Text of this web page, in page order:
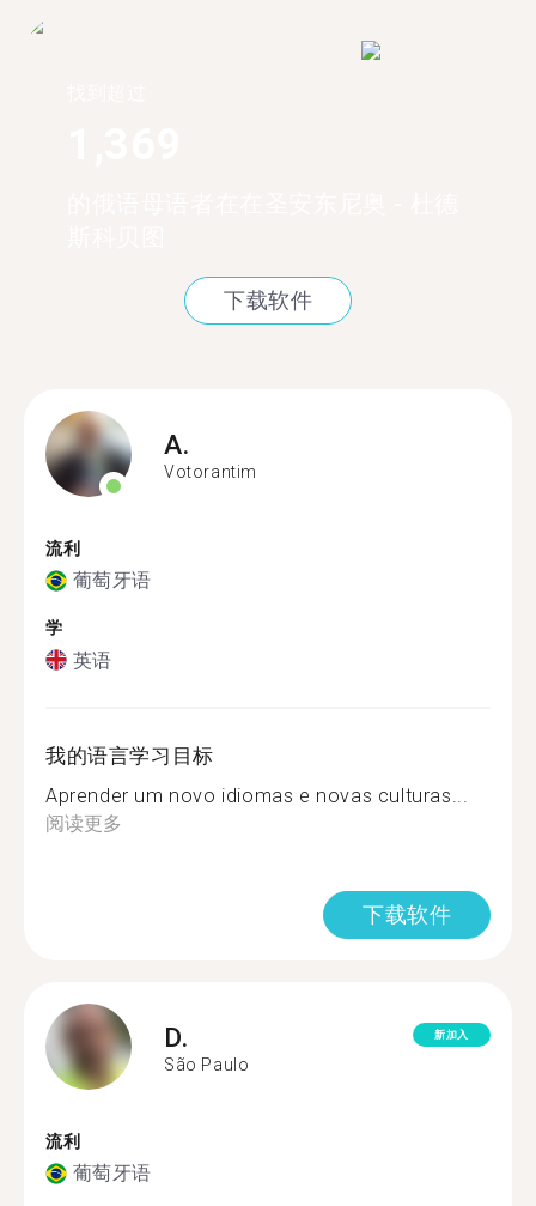
下载软件
A.
Votorantim
流利
葡萄牙语
学
英语
我的语言学习目标
Aprender um novo idiomas e novas culturas...
阅读更多
下载软件
D.
São Paulo
新加入
流利
葡萄牙语